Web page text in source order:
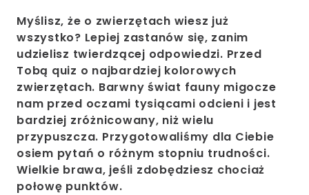
Myślisz, że o zwierzętach wiesz już
wszystko? Lepiej zastanów się, zanim
udzielisz twierdzącej odpowiedzi. Przed
Tobą quiz o najbardziej kolorowych
zwierzętach. Barwny świat fauny migocze
nam przed oczami tysiącami odcieni i jest
bardziej zróżnicowany, niż wielu
przypuszcza. Przygotowaliśmy dla Ciebie
osiem pytań o różnym stopniu trudności.
Wielkie brawa, jeśli zdobędziesz chociaż
połowę punktów.